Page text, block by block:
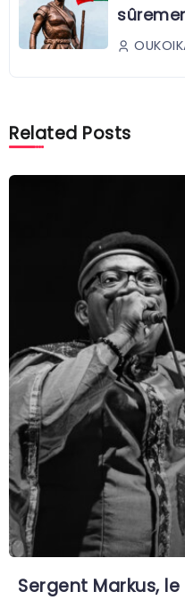
Related Posts
Sergent Markus,